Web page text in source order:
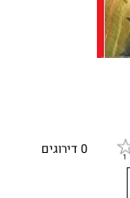
0 דירוגים